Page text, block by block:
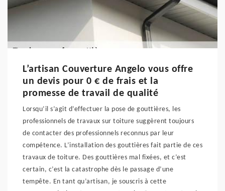
L’artisan Couverture Angelo vous offre
un devis pour 0 € de frais et la
promesse de travail de qualité
Lorsqu’il s’agit d’effectuer la pose de gouttières, les
professionnels de travaux sur toiture suggèrent toujours
de contacter des professionnels reconnus par leur
compétence. L’installation des gouttières fait partie de ces
travaux de toiture. Des gouttières mal fixées, et c’est
certain, c’est la catastrophe dès le passage d’une
tempête. En tant qu’artisan, je souscris à cette